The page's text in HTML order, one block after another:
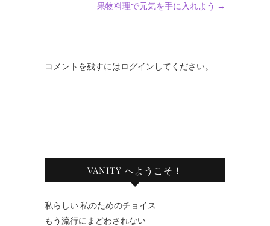
果物料理で元気を手に入れよう →
コメントを残すにはログインしてください。
VANITY へようこそ！
私らしい 私のためのチョイス
もう流行にまどわされない